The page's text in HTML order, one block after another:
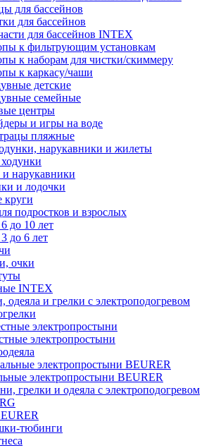
для бассейнов
для бассейнов
для бассейнов INTEX
к фильтрующим установкам
к наборам для чистки/скиммеру
к каркасу/чаши
детские
семейные
центры
и игры на воде
пляжные
нарукавники и жилеты
нарукавники
и лодочки
круги
подростков и взрослых
до 10 лет
до 6 лет
очки
INTEX
одеяла и грелки с электроподогревом
электропростыни
электропростыни
электропростыни BEURER
электропростыни BEURER
грелки и одеяла с электроподогревом
тюбинги